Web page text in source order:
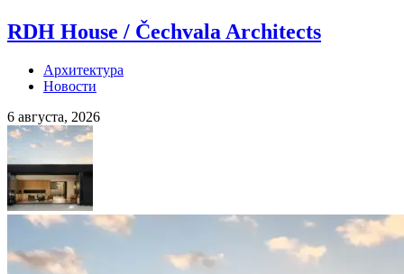
RDH House / Čechvala Architects
Архитектура
Новости
6 августа, 2026